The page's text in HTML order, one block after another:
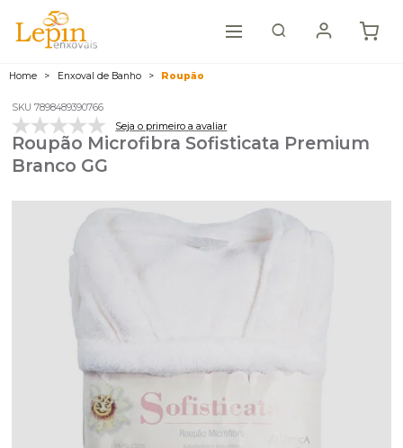
Home Enxoval de Banho Roupão
SKU 7898489390766
Seja o primeiro a avaliar
Roupão Microfibra Sofisticata Premium
Branco GG